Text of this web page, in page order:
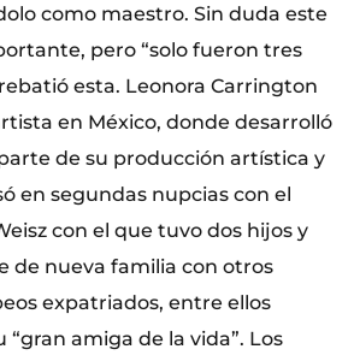
como maestro. Sin duda este
pero “solo fueron tres
esta. Leonora Carrington
en México, donde desarrolló
de su producción artística y
en segundas nupcias con el
con el que tuvo dos hijos y
de nueva familia con otros
expatriados, entre ellos
“gran amiga de la vida”. Los